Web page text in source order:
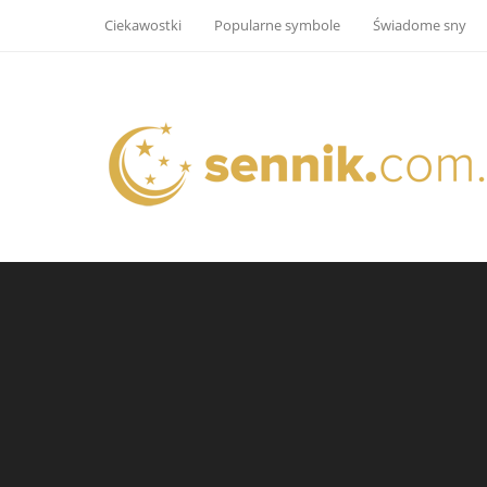
Ciekawostki Popularne symbole Świadome sny